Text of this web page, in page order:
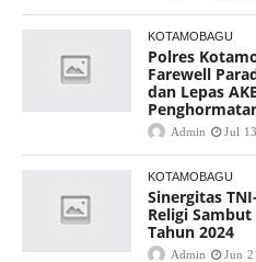
KOTAMOBAGU
Polres
Farewell
dan Lepas
Admin Jul
KOTAMOBAGU
Sinergitas
Religi
Tahun 2024
Admin Jun